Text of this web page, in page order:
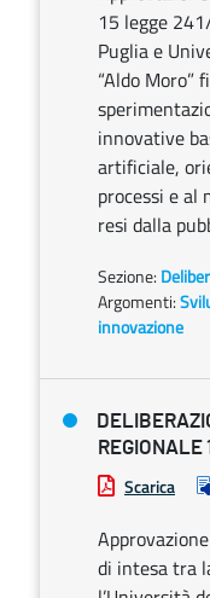
15 legge
Puglia e
“Aldo Moro”
innovative
artificiale,
processi e al
resi dalla
Sezione:
Argomenti:
innovazione
REGIONALE
Scarica
di intesa tra